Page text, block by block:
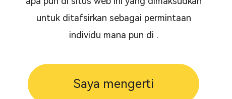
untuk ditafsirkan sebagai permintaan
individu mana pun di .
Saya mengerti